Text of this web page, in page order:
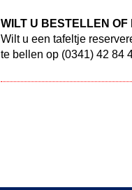
WILT U BESTELLEN OF
Wilt u een tafeltje
te bellen op (0341) 42 84